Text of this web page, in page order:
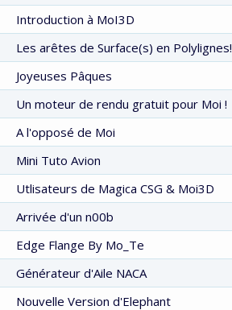
Introduction à MoI3D
Les arêtes de Surface(s) en Polylignes!
Joyeuses Pâques
Un moteur de rendu gratuit pour Moi !
A l'opposé de Moi
Mini Tuto Avion
Utlisateurs de Magica CSG & Moi3D
Arrivée d'un n00b
Edge Flange By Mo_Te
Générateur d'Aile NACA
Nouvelle Version d'Elephant